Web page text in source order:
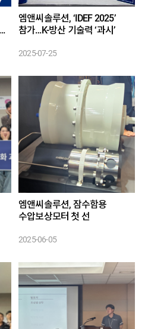
엠앤씨솔루션, ‘IDEF 2025’
참가…K-방산 기술력 ‘과시’
2025-07-25
엠앤씨솔루션, 잠수함용
수압보상모터 첫 선
2025-06-05